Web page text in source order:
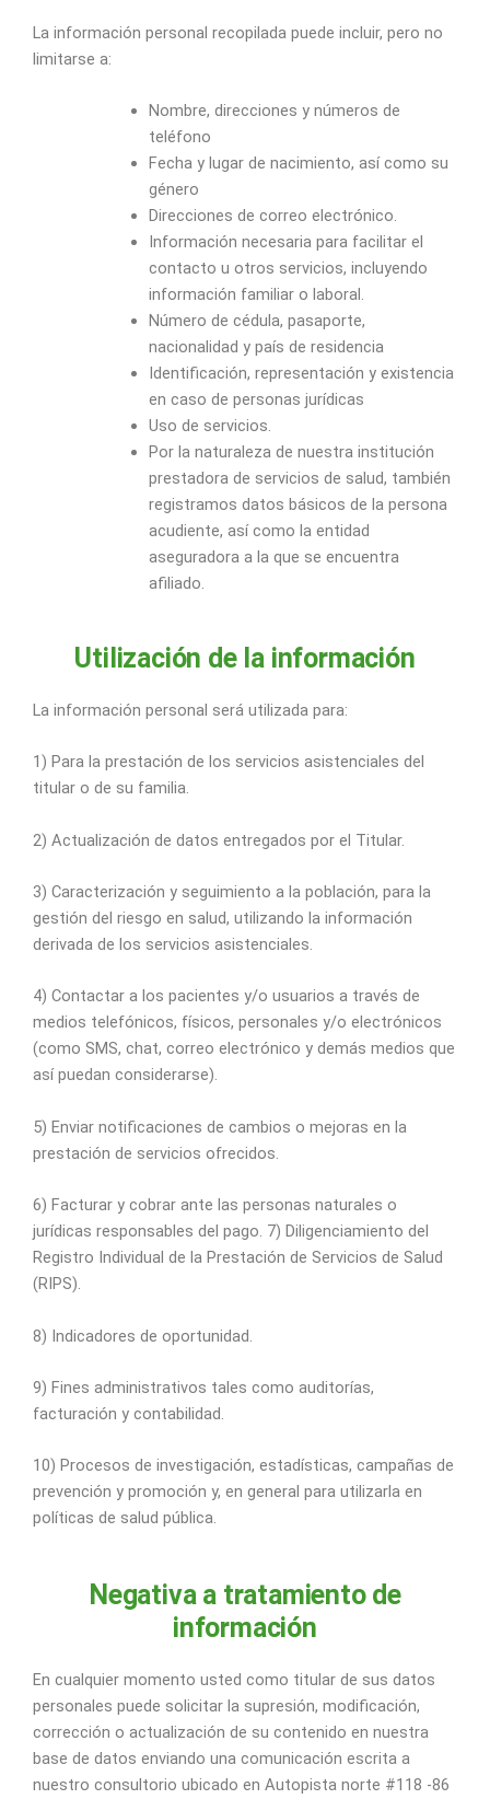
La información personal recopilada puede incluir, pero no
limitarse a:
Nombre, direcciones y números de
teléfono
Fecha y lugar de nacimiento, así como su
género
Direcciones de correo electrónico.
Información necesaria para facilitar el
contacto u otros servicios, incluyendo
información familiar o laboral.
Número de cédula, pasaporte,
nacionalidad y país de residencia
Identificación, representación y existencia
en caso de personas jurídicas
Uso de servicios.
Por la naturaleza de nuestra institución
prestadora de servicios de salud, también
registramos datos básicos de la persona
acudiente, así como la entidad
aseguradora a la que se encuentra
afiliado.
Utilización de la información
La información personal será utilizada para:
1) Para la prestación de los servicios asistenciales del
titular o de su familia.
2) Actualización de datos entregados por el Titular.
3) Caracterización y seguimiento a la población, para la
gestión del riesgo en salud, utilizando la información
derivada de los servicios asistenciales.
4) Contactar a los pacientes y/o usuarios a través de
medios telefónicos, físicos, personales y/o electrónicos
(como SMS, chat, correo electrónico y demás medios que
así puedan considerarse).
5) Enviar notificaciones de cambios o mejoras en la
prestación de servicios ofrecidos.
6) Facturar y cobrar ante las personas naturales o
jurídicas responsables del pago. 7) Diligenciamiento del
Registro Individual de la Prestación de Servicios de Salud
(RIPS).
8) Indicadores de oportunidad.
9) Fines administrativos tales como auditorías,
facturación y contabilidad.
10) Procesos de investigación, estadísticas, campañas de
prevención y promoción y, en general para utilizarla en
políticas de salud pública.
Negativa a tratamiento de
información
En cualquier momento usted como titular de sus datos
personales puede solicitar la supresión, modificación,
corrección o actualización de su contenido en nuestra
base de datos enviando una comunicación escrita a
nuestro consultorio ubicado en Autopista norte #118 -86